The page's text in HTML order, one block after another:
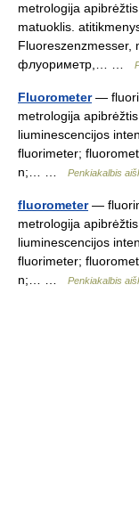
metrologija
matuoklis.
Fluoreszenzmesser,
флуориметр,… …
Fluorometer—
metrologija
liuminescencijos
fluorimeter;
n;… …
Penkiakalbis
fluorometer—
metrologija
liuminescencijos
fluorimeter;
n;… …
Penkiakalbis